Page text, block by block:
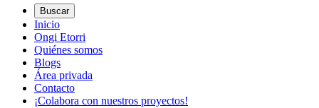
Buscar
Inicio
Ongi Etorri
Quiénes somos
Blogs
Área privada
Contacto
¡Colabora con nuestros proyectos!